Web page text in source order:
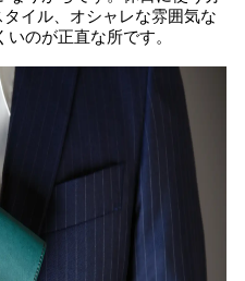
イル、オシャレな雰囲気な
のが正直な所です。